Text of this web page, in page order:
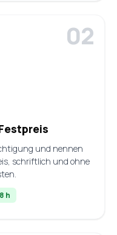
und nennen
schriftlich und ohne
h